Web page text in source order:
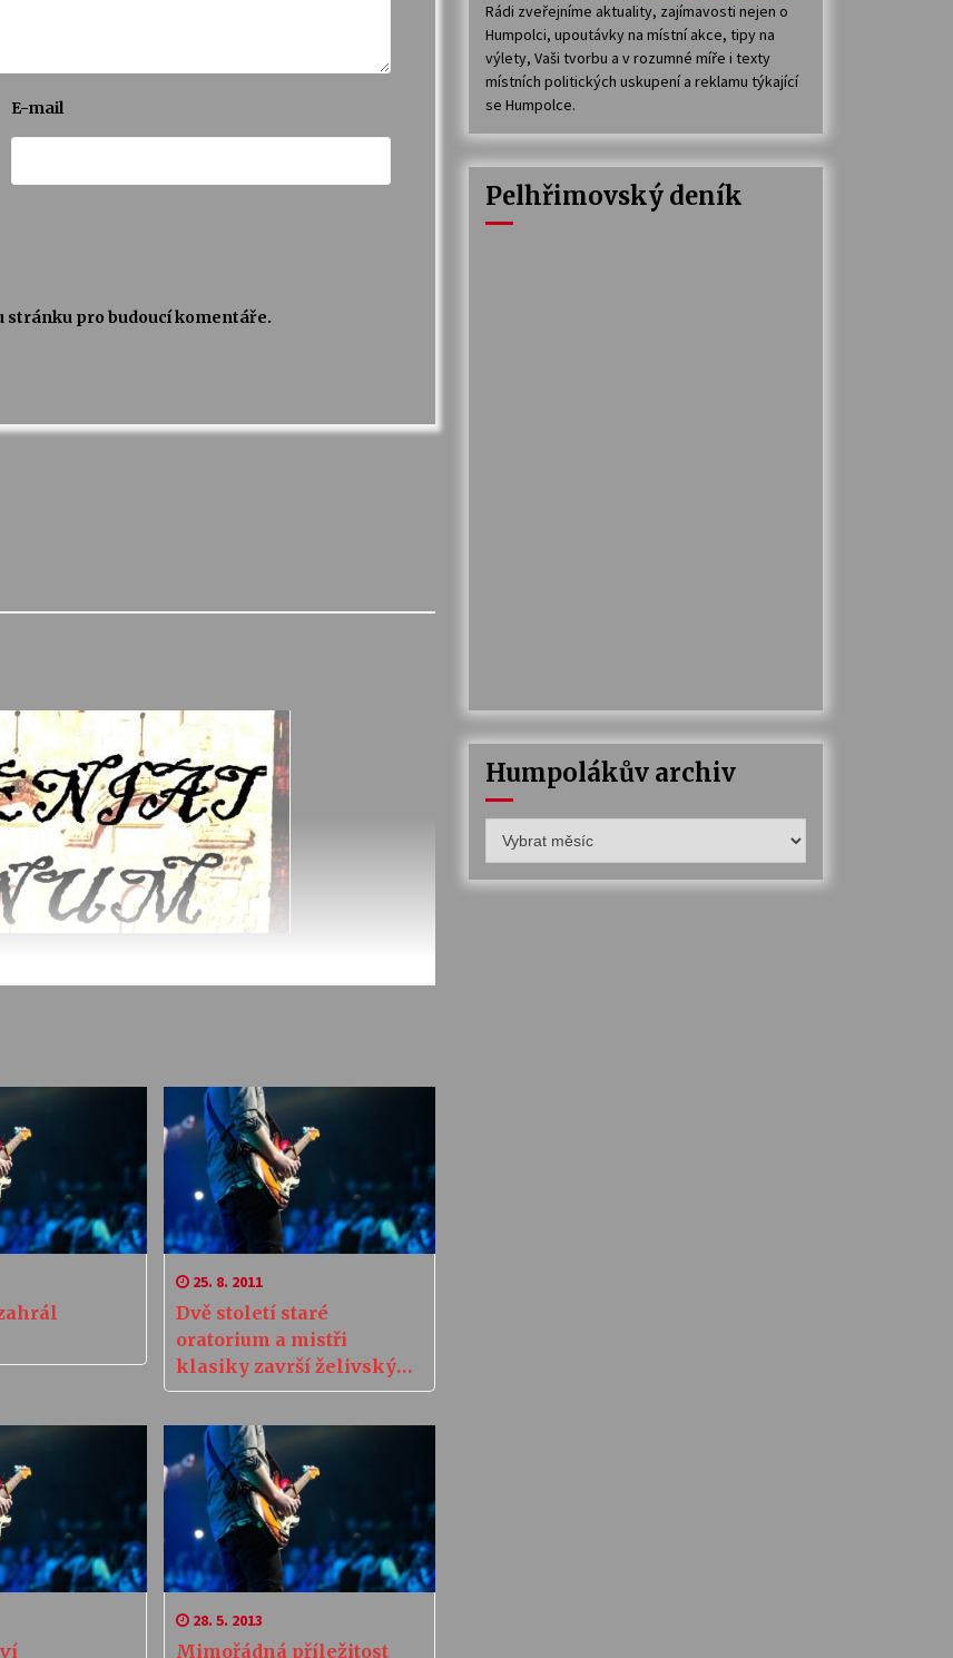
E-mail
stránku pro budoucí komentáře.
25. 8. 2011
Dvě století staré
oratorium a mistři
klasiky završí želivský
festival
28. 5. 2013
Mimořádná příležitost
Rádi zveřejníme aktuality, zajímavosti nejen o
Humpolci, upoutávky na místní akce, tipy na
výlety, Vaši tvorbu a v rozumné míře i texty
místních politických uskupení a reklamu týkající
se Humpolce.
Pelhřimovský deník
Humpolákův archiv
archiv